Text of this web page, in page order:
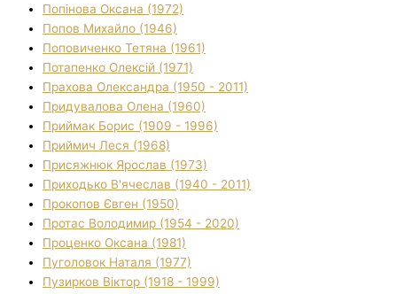
Попінова Оксана (1972)
Попов Михайло (1946)
Поповиченко Тетяна (1961)
Потапенко Олексій (1971)
Прахова Олександра (1950 - 2011)
Придувалова Олена (1960)
Приймак Борис (1909 - 1996)
Приймич Леся (1968)
Присяжнюк Ярослав (1973)
Приходько В'ячеслав (1940 - 2011)
Прокопов Євген (1950)
Протас Володимир (1954 - 2020)
Проценко Оксана (1981)
Пуголовок Наталя (1977)
Пузирков Віктор (1918 - 1999)